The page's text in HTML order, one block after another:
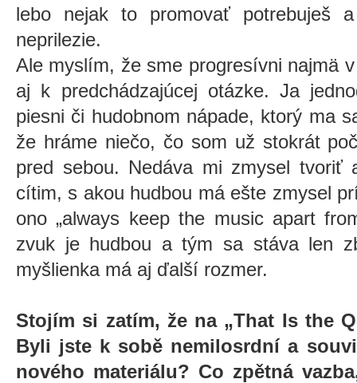
lebo nejak to promovať potrebuješ
neprilezie.
Ale myslím, že sme progresívni najmä
aj k predchádzajúcej otázke. Ja
piesni či hudobnom nápade, ktorý ma
že hráme niečo, čo som už stokrát
pred sebou. Nedáva mi zmysel
cítim, s akou hudbou má ešte zmysel
ono „always keep the music apart
zvuk je hudbou a tým sa stáva len
myšlienka má aj ďalší rozmer.
Stojím si zatím, že na „That Is the
Byli jste k sobě nemilosrdní a
nového materiálu? Co zpětná